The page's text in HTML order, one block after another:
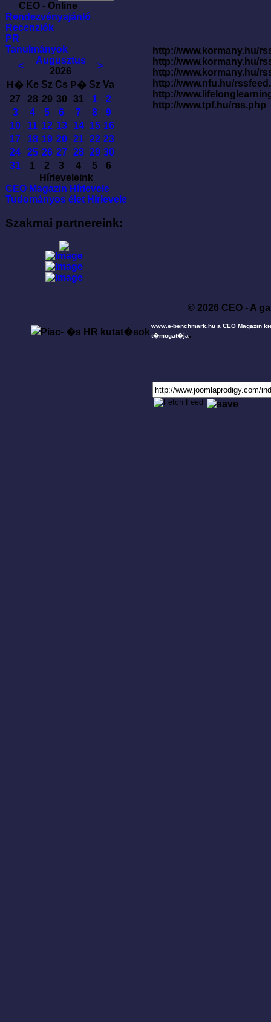
CEO - Online
Rendezvényajánló
Recenziók
PR
Tanulmányok
<
Augusztus
2026
>
H� Ke Sz Cs P� Sz Va
27
28 29 30 31 1
2
3
4 5 6 7 8
9
10
11 12 13 14 15 16
17
18 19 20 21 22 23
24
25 26 27 28 29 30
31
1 2 3 4 5
6
Hírleveleink
CEO Magazin Hírlevele
Tudományos élet Hírlevele
Szakmai partnereink:
http://www.kormany.hu/
http://www.kormany.hu/
http://www.kormany.hu/
http://www.nfu.hu/
http://
http://www.tpf.hu/rss.php
© 2026 CEO - A
www.e-benchmark.hu a CEO Magazin
t�mogat�ja.